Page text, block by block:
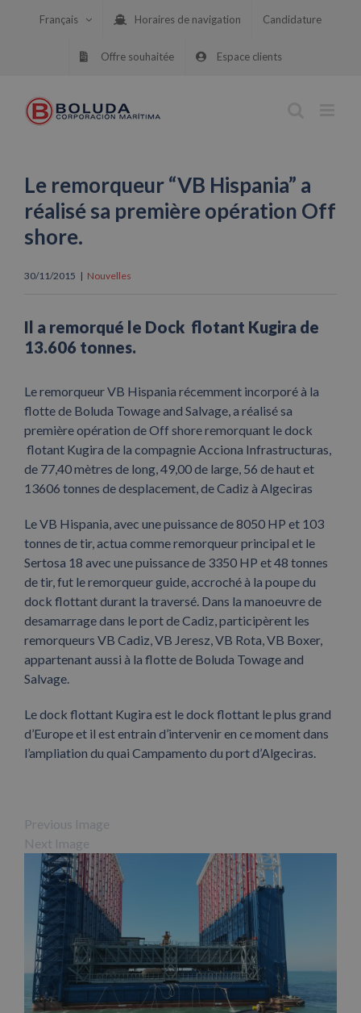
Français Horaires de navigation Candidature
Offre souhaitée Espace clients
Le remorqueur “VB Hispania” a
réalisé sa première opération Off
shore.
30/11/2015 | Nouvelles
Il a remorqué le Dock flotant Kugira de
13.606 tonnes.
Le remorqueur VB Hispania récemment incorporé à la
flotte de Boluda Towage and Salvage, a réalisé sa
première opération de Off shore remorquant le dock
flotant Kugira de la compagnie Acciona Infrastructuras,
de 77,40 mètres de long, 49,00 de large, 56 de haut et
13606 tonnes de desplacement, de Cadiz à Algeciras
Le VB Hispania, avec une puissance de 8050 HP et 103
tonnes de tir, actua comme remorqueur principal et le
Sertosa 18 avec une puissance de 3350 HP et 48 tonnes
de tir, fut le remorqueur guide, accroché à la poupe du
dock flottant durant la traversé. Dans la manoeuvre de
desamarrage dans le port de Cadiz, participèrent les
remorqueurs VB Cadiz, VB Jeresz, VB Rota, VB Boxer,
appartenant aussi à la flotte de Boluda Towage and
Salvage.
Le dock flottant Kugira est le dock flottant le plus grand
d’Europe et il est entrain d’intervenir en ce moment dans
l’ampliation du quai Campamento du port d’Algeciras.
Previous Image
Next Image